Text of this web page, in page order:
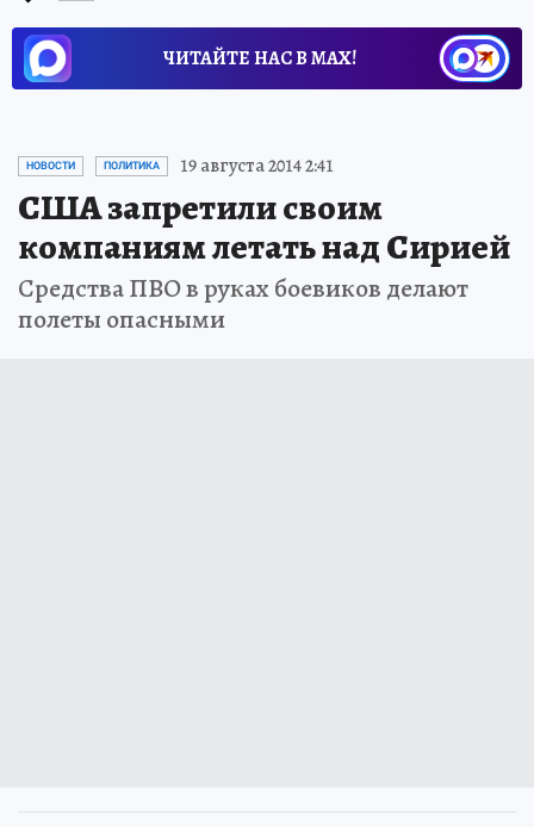
ЧИТАЙТЕ НАС В МАХ!
НОВОСТИ ПОЛИТИКА 19 августа 2014 2:41
США запретили своим
компаниям летать над Сирией
Средства ПВО в руках боевиков делают
полеты опасными